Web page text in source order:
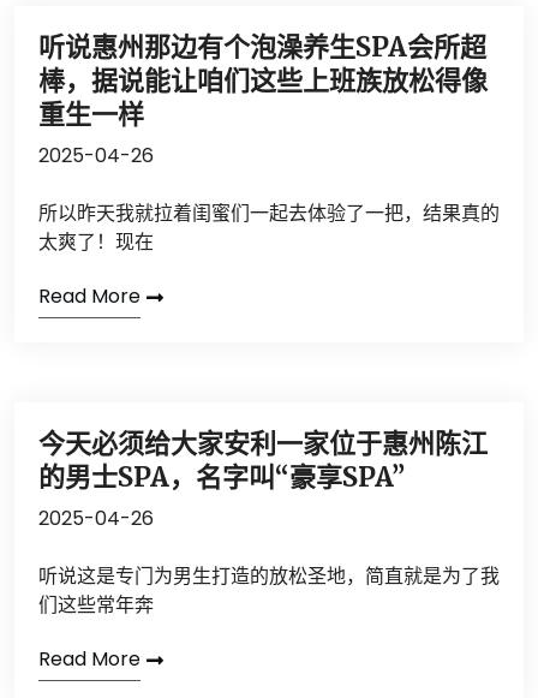
听说惠州那边有个泡澡养生SPA会所超
棒，据说能让咱们这些上班族放松得像
重生一样
2025-04-26
所以昨天我就拉着闺蜜们一起去体验了一把，结果真的
太爽了！现在
Read More
今天必须给大家安利一家位于惠州陈江
的男士SPA，名字叫“豪享SPA”
2025-04-26
听说这是专门为男生打造的放松圣地，简直就是为了我
们这些常年奔
Read More